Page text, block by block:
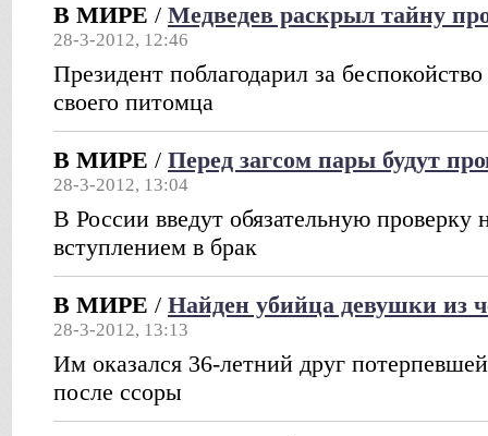
В МИРЕ / Медведев раскрыл тайну
28-3-2012, 12:46
Президент поблагодарил за
своего питомца
В МИРЕ / Перед загсом пары будут
28-3-2012, 13:04
В России введут обязательную
вступлением в брак
В МИРЕ / Найден убийца девушки из
28-3-2012, 13:13
Им оказался 36-летний друг
после ссоры